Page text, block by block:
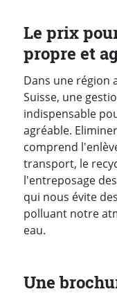
Le prix
propre et
Dans une région
Suisse, une
indispensable
agréable.
comprend
transport, le
l'entreposage
qui nous évite
polluant notre
eau.
Une